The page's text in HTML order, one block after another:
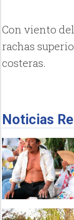
Con viento
rachas
costeras.
Noticias